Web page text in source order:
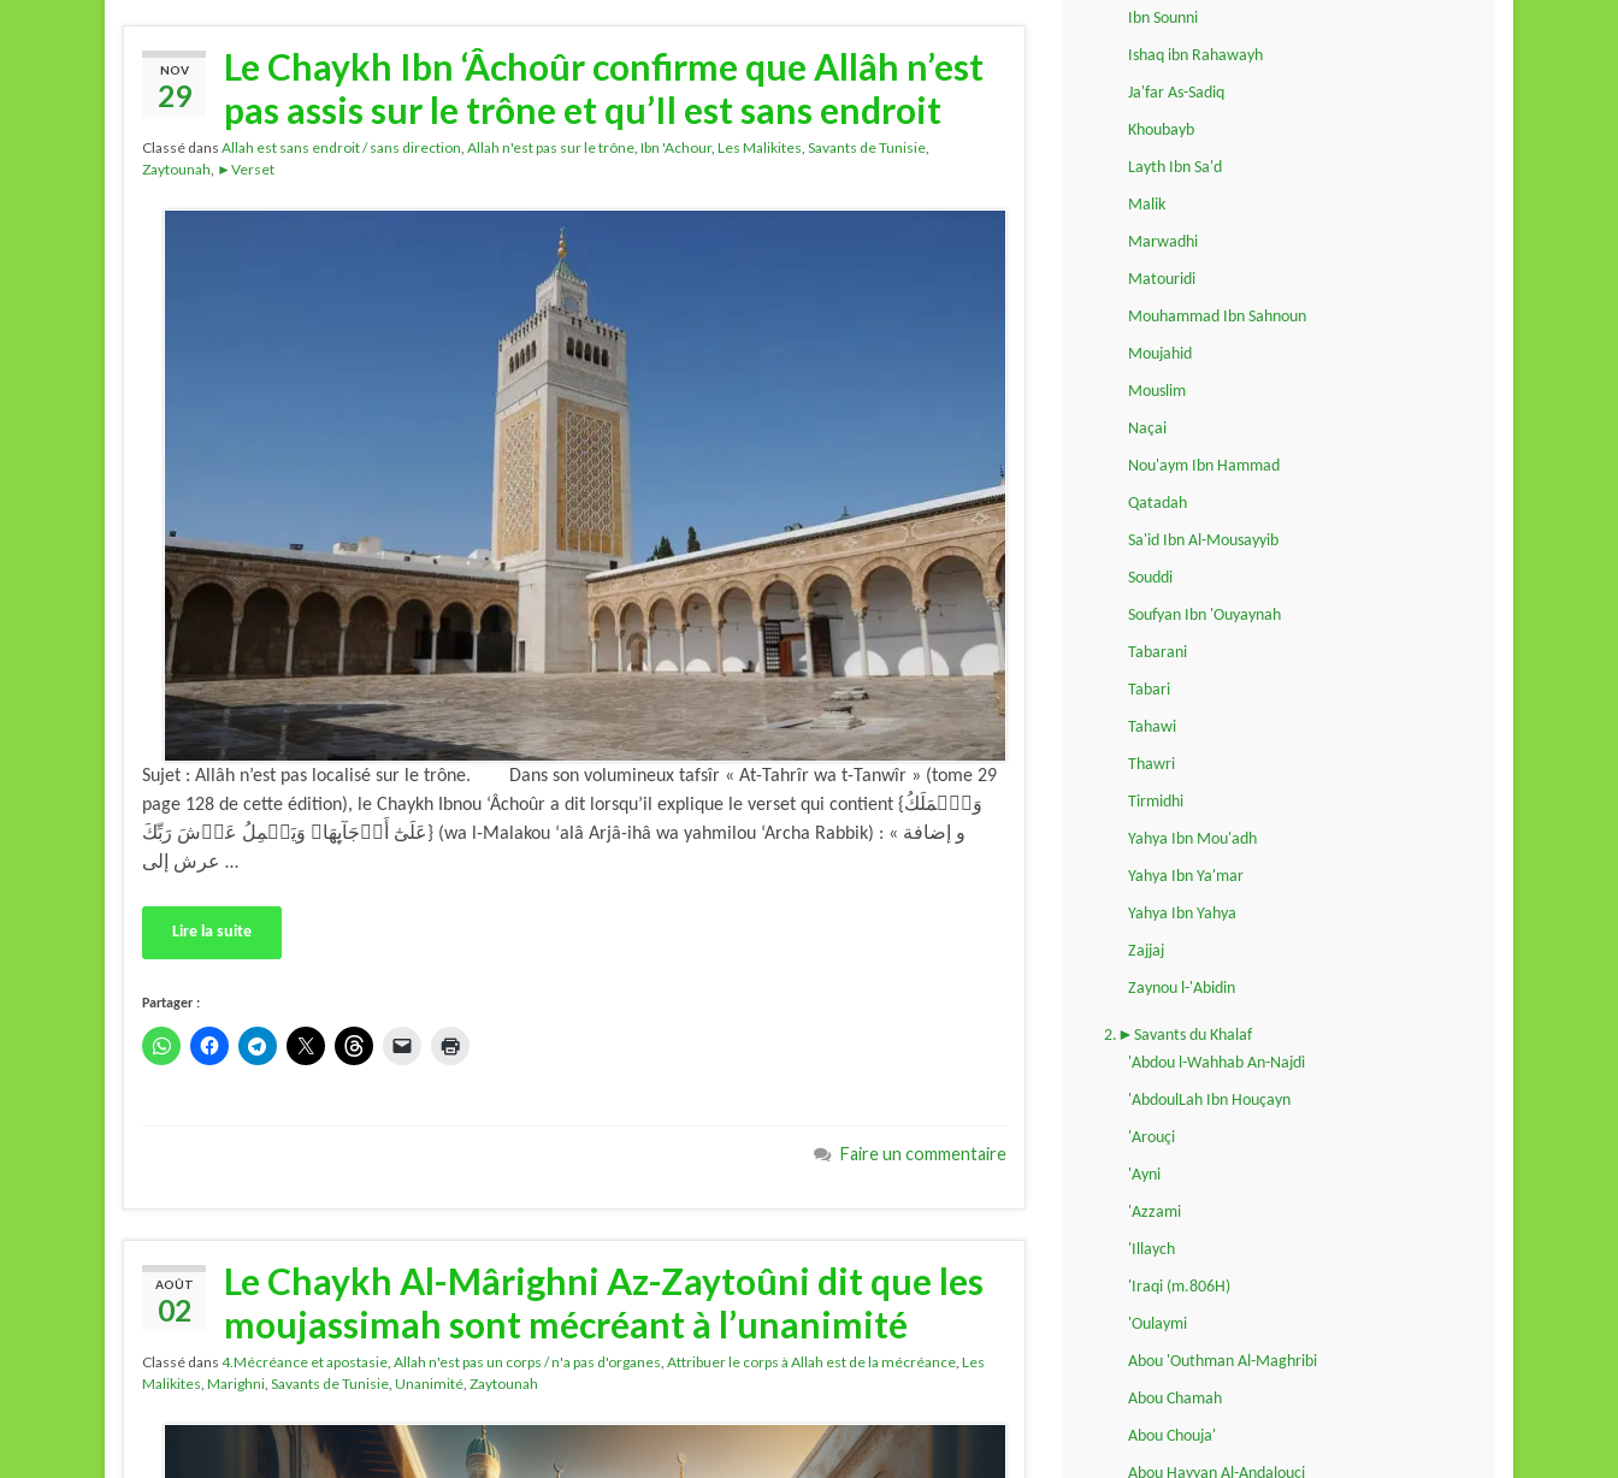
NOV
29
Le Chaykh Ibn ‘Âchoûr confirme que Allâh n’est
pas assis sur le trône et qu’Il est sans endroit
Classé dans Allah est sans endroit / sans direction Allah n'est pas sur le trône Ibn 'Achour, Les Malikites Savants de Tunisie
Zaytounah ►Verset
Sujet : Allâh n’est pas localisé sur le trône. Dans son volumineux tafsîr « At-Tahrîr wa t-Tanwîr » (tome 29
page 128 de cette édition), le Chaykh Ibnou ‘Âchoûr a dit lorsqu’il explique le verset qui contient {وَٱلۡمَلَكُ
عَلَىٰٓ أَرۡجَآٮِٕهَا‌ۚ وَيَحۡمِلُ عَرۡشَ رَبِّكَ} (wa l-Malakou ‘alâ Arjâ-ihâ wa yahmilou ‘Archa Rabbik) : « و إضافة
عرش إلى …
Lire la suite
Partager :
Faire un commentaire
AOÛT
02
Le Chaykh Al-Mârighni Az-Zaytoûni dit que les
moujassimah sont mécréant à l’unanimité
Classé dans 4.Mécréance et apostasie Allah n'est pas un corps / n'a pas d'organes Attribuer le corps à Allah est de la mécréance Les
Malikites Marighni Savants de Tunisie Unanimité Zaytounah
Ibn Sounni
Ishaq ibn Rahawayh
Ja'far As-Sadiq
Khoubayb
Layth Ibn Sa'd
Malik
Marwadhi
Matouridi
Mouhammad Ibn Sahnoun
Moujahid
Mouslim
Naçai
Nou'aym Ibn Hammad
Qatadah
Sa'id Ibn Al-Mousayyib
Souddi
Soufyan Ibn 'Ouyaynah
Tabarani
Tabari
Tahawi
Thawri
Tirmidhi
Yahya Ibn Mou'adh
Yahya Ibn Ya'mar
Yahya Ibn Yahya
Zajjaj
Zaynou l-'Abidin
2.►Savants du Khalaf
'Abdou l-Wahhab An-Najdi
'AbdoulLah Ibn Houçayn
'Arouçi
'Ayni
'Azzami
'Illaych
'Iraqi (m.806H)
'Oulaymi
Abou 'Outhman Al-Maghribi
Abou Chamah
Abou Chouja'
Abou Hayyan Al-Andalouçi